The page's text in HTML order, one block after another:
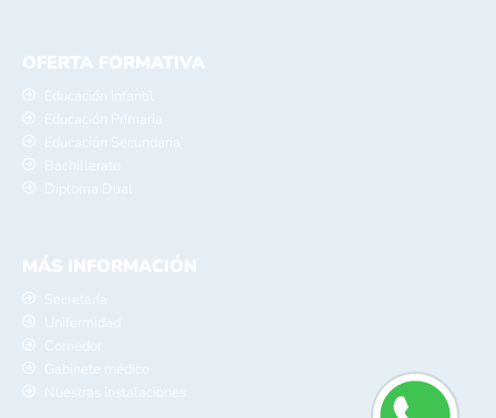
OFERTA FORMATIVA
Educación Infantil
Educación Primaria
Educación Secundaria
Bachillerato
Diploma Dual
MÁS INFORMACIÓN
Secretaría
Uniformidad
Comedor
Gabinete médico
Nuestras instalaciones